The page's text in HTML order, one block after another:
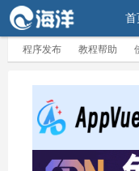
首
程序发布 教程帮助